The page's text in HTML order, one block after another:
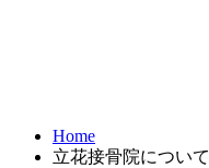
Home
立花接骨院について